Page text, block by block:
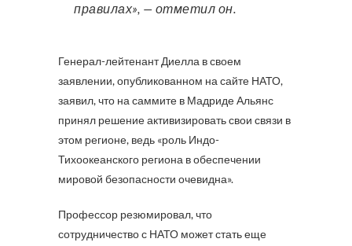
правилах», — отметил он.
Генерал-лейтенант Диелла в своем
заявлении, опубликованном на сайте НАТО,
заявил, что на саммите в Мадриде Альянс
принял решение активизировать свои связи в
этом регионе, ведь «роль Индо-
Тихоокеанского региона в обеспечении
мировой безопасности очевидна».
Профессор резюмировал, что
сотрудничество с НАТО может стать еще